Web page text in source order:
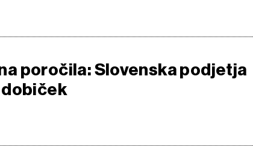
poročila: Slovenska podjetja